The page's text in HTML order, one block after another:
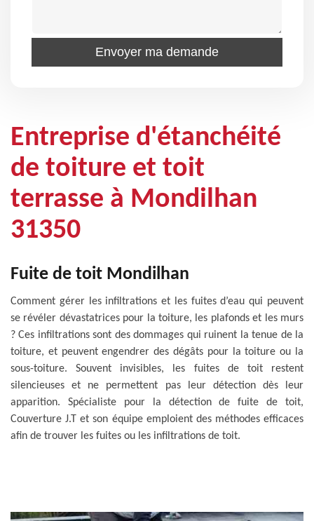
Entreprise d'étanchéité
de toiture et toit
terrasse à Mondilhan
31350
Fuite de toit Mondilhan
Comment gérer les infiltrations et les fuites d’eau qui peuvent
se révéler dévastatrices pour la toiture, les plafonds et les murs
? Ces infiltrations sont des dommages qui ruinent la tenue de la
toiture, et peuvent engendrer des dégâts pour la toiture ou la
sous-toiture. Souvent invisibles, les fuites de toit restent
silencieuses et ne permettent pas leur détection dès leur
apparition. Spécialiste pour la détection de fuite de toit,
Couverture J.T et son équipe emploient des méthodes efficaces
afin de trouver les fuites ou les infiltrations de toit.